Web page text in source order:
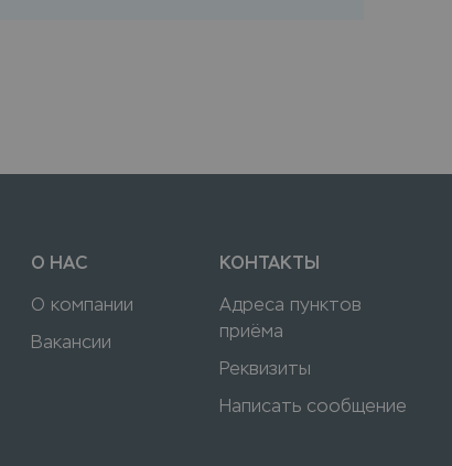
О НАС
О компании
Вакансии
КОНТАКТЫ
Адреса пунктов
приёма
Реквизиты
Написать сообщение